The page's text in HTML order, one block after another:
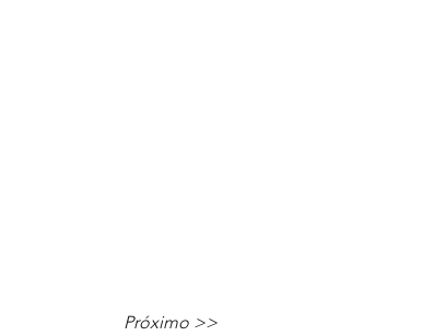
Próximo >>